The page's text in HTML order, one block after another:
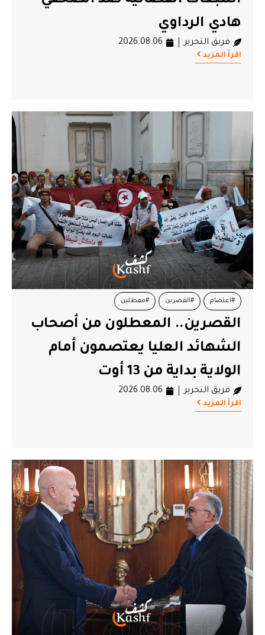
هادي الرداوي
فريق التحرير 2026.08.06
اقرأ المزيد
#اعتصام #القصرين #معطلين
القصرين.. المعطلون من أصحاب
الشهائد العليا يعتصمون أمام
الولاية بداية من 13 أوت
فريق التحرير 2026.08.06
اقرأ المزيد